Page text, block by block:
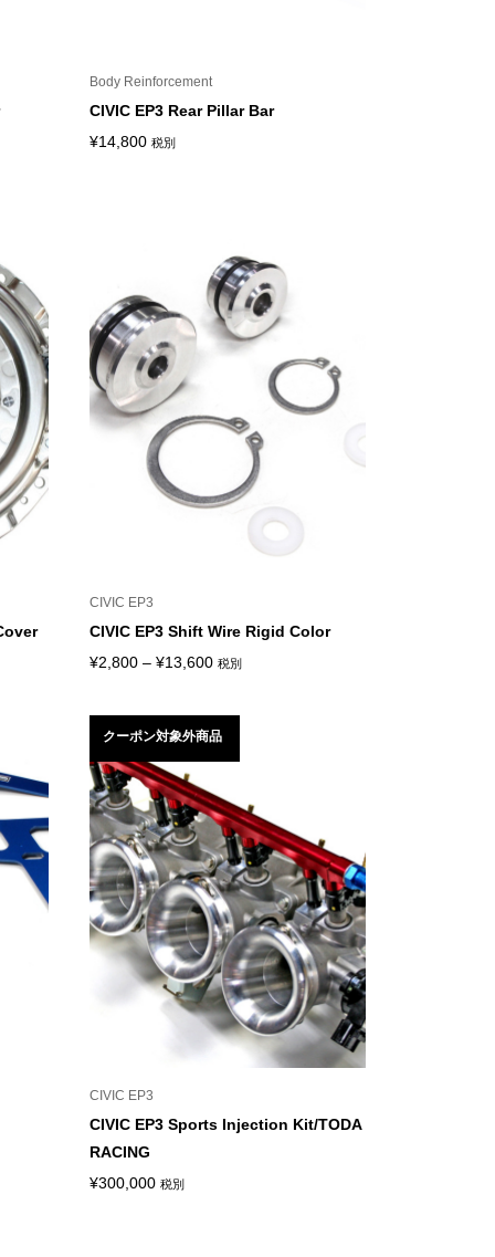
Body Reinforcement
CIVIC EP3 Rear Pillar Bar
¥14,800 税別
CIVIC EP3
CIVIC EP3 Shift Wire Rigid Color
¥2,800 –¥13,600価
帯:
¥2,800
¥13,600
税別
クーポン対象外商品
CIVIC EP3
CIVIC EP3 Sports Injection Kit/TODA
RACING
¥300,000 税別